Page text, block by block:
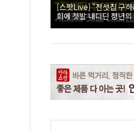
[스팟Live] "전셋집 구
회에 첫발 내디딘 청년
시 부동산 대토론회